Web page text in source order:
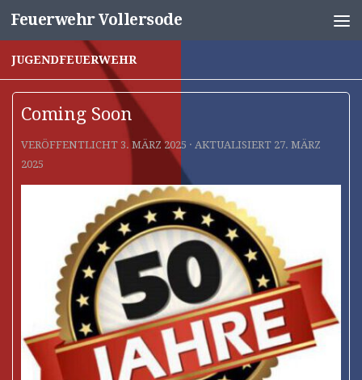
Unter dem Inhalt
Feuerwehr Vollersode
JUGENDFEUERWEHR
Coming Soon
VERÖFFENTLICHT 3. MÄRZ 2025 · AKTUALISIERT 27. MÄRZ
2025